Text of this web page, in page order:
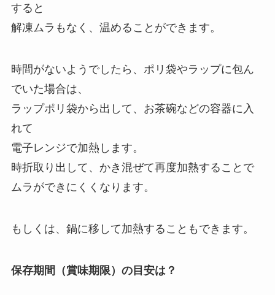
すると
解凍ムラもなく、温めることができます。
時間がないようでしたら、ポリ袋やラップに包ん
でいた場合は、
ラップポリ袋から出して、お茶碗などの容器に入
れて
電子レンジで加熱します。
時折取り出して、かき混ぜて再度加熱することで
ムラができにくくなります。
もしくは、鍋に移して加熱することもできます。
保存期間（賞味期限）の目安は？